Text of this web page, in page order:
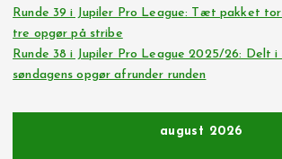
Runde 39 i Jupiler Pro League: Tæt pakket
tre opgør på stribe
Runde 38 i Jupiler Pro League 2025/26: Delt i
søndagens opgør afrunder runden
august 2026